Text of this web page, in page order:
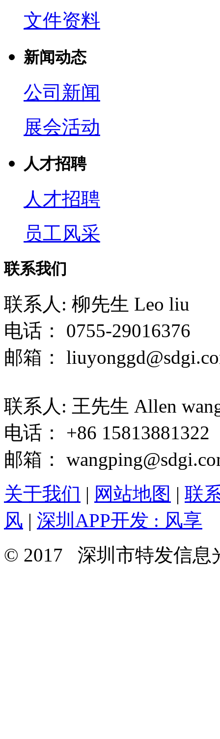
文件资料
新闻动态
公司新闻
展会活动
人才招聘
人才招聘
员工风采
联系我们
联系人: 柳先生 Leo liu
电话： 0755-29016376
邮箱：
联系人: 王先生 Allen
电话： +86 15813881322
邮箱：
关于我们 | 网站地图 | 联
风 | 深圳APP开发 : 风享
© 2017 深圳市特发信息